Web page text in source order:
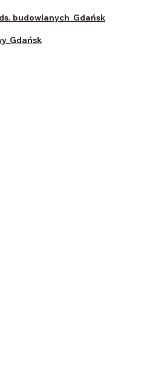
budowlanych_Gdańsk